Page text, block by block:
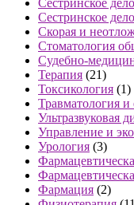
Сестринское
Скорая и
Стоматология
Судебно-
Терапия (21)
Токсикология (1)
Травматология и
Ультразвуковая
Управление и
Урология (3)
Фармация (2)